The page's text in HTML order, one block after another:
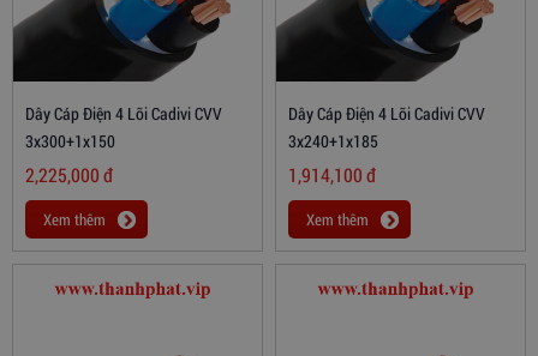
Dây Cáp Điện 4 Lõi Cadivi CVV
3x300+1x150
2,225,000đ
Xem thêm
Dây Cáp Điện 4 Lõi Cadivi CVV
3x240+1x185
1,914,100đ
Xem thêm